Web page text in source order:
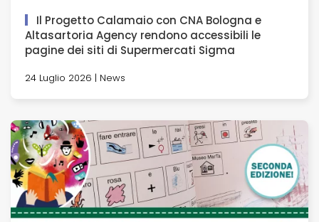
Il Progetto Calamaio con CNA Bologna e
Altasartoria Agency rendono accessibili le
pagine dei siti di Supermercati Sigma
24 Luglio 2026 | News